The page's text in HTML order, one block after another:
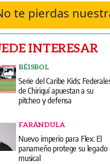
te pierdas
INTERESAR
BÉISBOL
Serie del Caribe Kids:
de Chiriquí apuestan a su
pitcheo y defensa
FARÁNDULA
Nuevo imperio para Flex: El
panameño protege su legado
musical